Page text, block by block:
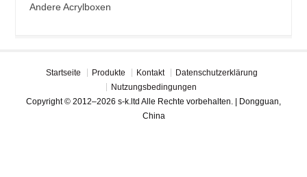
Andere Acrylboxen
Startseite Produkte Kontakt
Datenschutzerklärung
Nutzungsbedingungen
Copyright © 2012–2026 s-k.ltd Alle Rechte vorbehalten. | Dongguan,
China